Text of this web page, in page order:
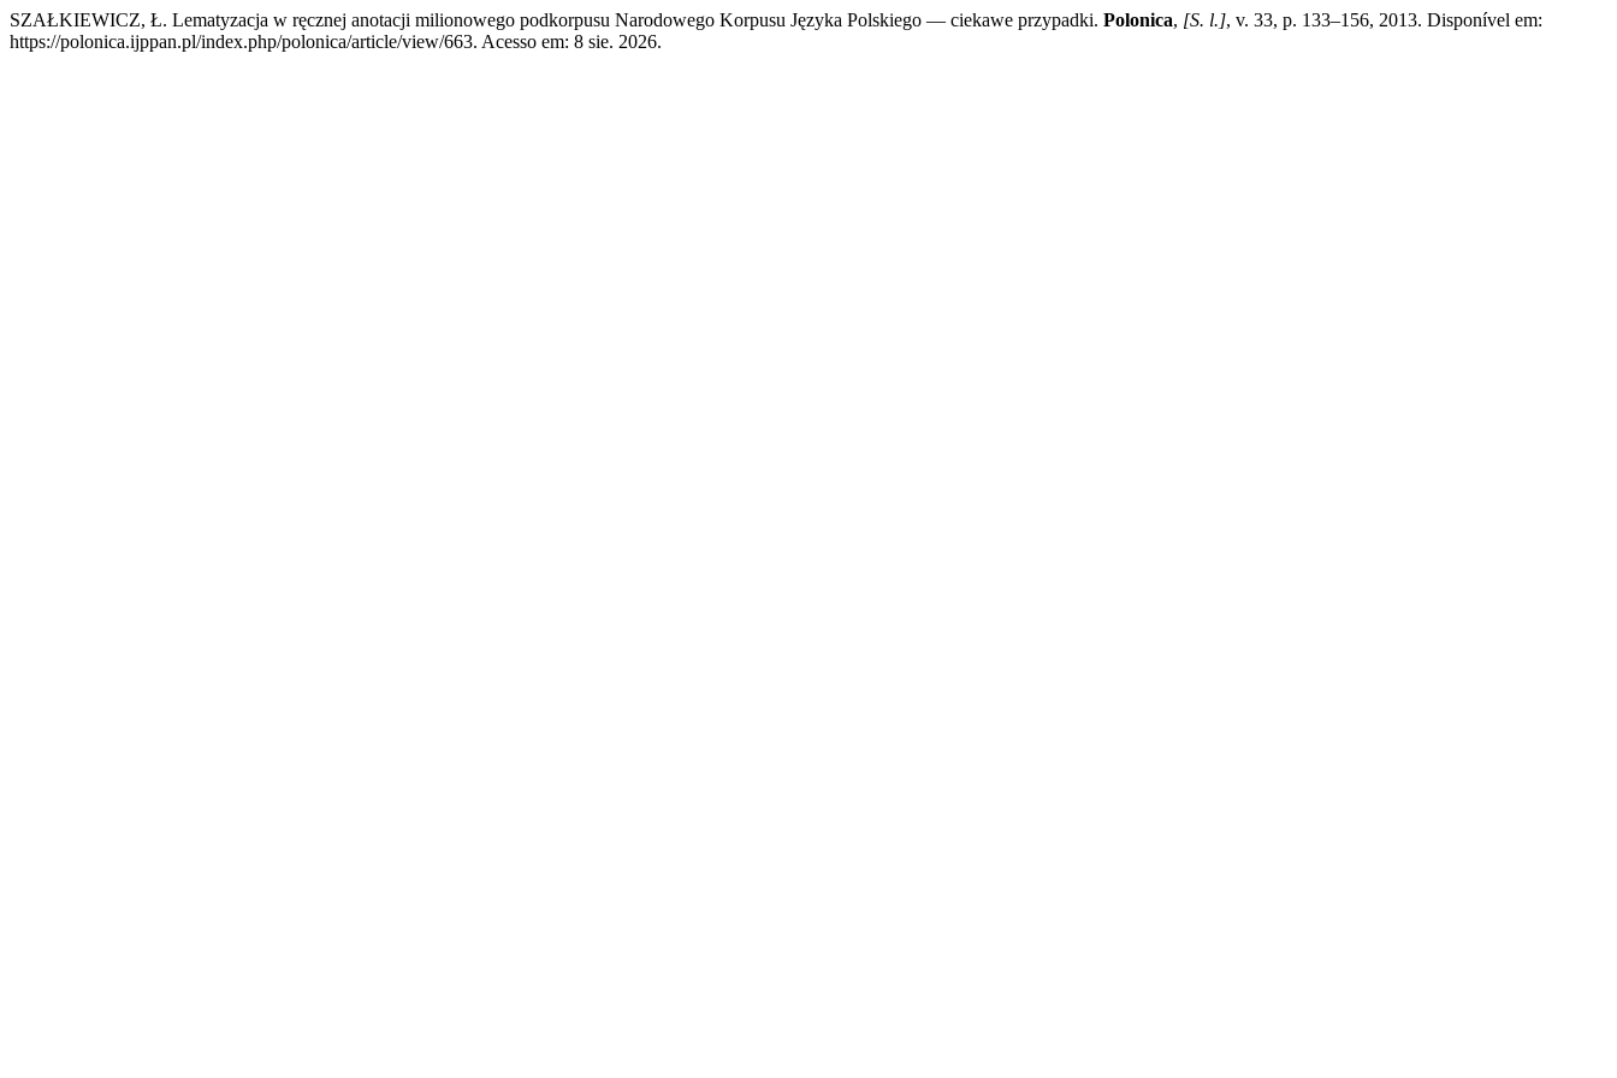
SZAŁKIEWICZ, Ł. Lematyzacja w ręcznej anotacji milionowego podkorpusu Narodowego Korpusu Języka Polskiego — ciekawe przypadki. Polonica, [S. l.], v. 33, p. 133–156, 2013. Disponível em:
https://polonica.ijppan.pl/index.php/polonica/article/view/663. Acesso em: 8 sie. 2026.